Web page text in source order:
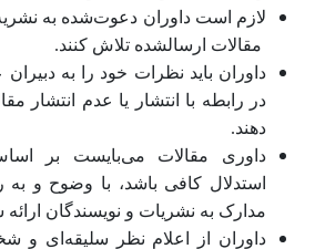
لازم است داوران دعوت‌شده به
‏ مقالات ارسال‏شده تلاش کنند.
داوران باید نظرات خود را به
در رابطه با انتشار یا عدم انتشار
دهند.
داوری مقالات می‌بایست بر
استدلال کافی باشد، با وضوح و
مدارک به نشریات و نویسندگان ارائه
داوران از اعلام نظر سلیقه‌ای و